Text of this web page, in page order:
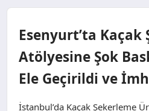
GÜNCEL
KÜLTÜR SANAT
Esenyurt’ta Kaçak
Atölyesine Şok
Ele Geçirildi ve
İstanbul’da Kaçak Şekerleme